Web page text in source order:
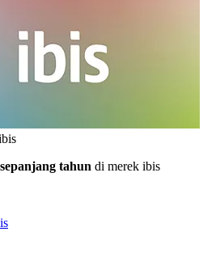
tahun di merek ibis